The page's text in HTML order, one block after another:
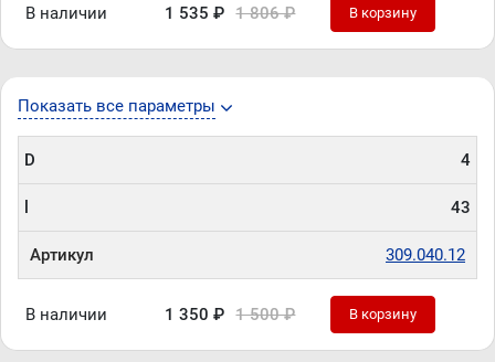
В наличии 1 535 ₽ 1 806 ₽ В корзину
Показать все параметры
D 4
43
Артикул 309.040.12
В наличии 1 350 ₽ 1 500 ₽ В корзину